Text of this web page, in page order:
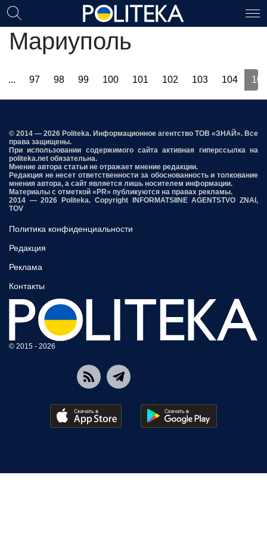
Мариуполь
... 97 98 99 100 101 102 103 104 105
© 2014 — 2026 Politeka. Информационное агентство ТОВ «ЗНАЙ». Все
права защищены.
При использовании содержимого сайта активная гиперссылка на
politeka.net обязательна.
Мнение автора статьи не отражает мнение редакции.
Редакция не несет ответственности за обоснованность и толкование
мнения автора, а сайт является лишь носителем информации.
Материалы с отметкой «PR» публикуются на правах рекламы.
2014 — 2026 Politeka. Copyright INFORMATSIINE AGENTSTVO ZNAI,
TOV
Политика конфиденциальности
Редакция
Реклама
Контакты
© 2015 - 2026